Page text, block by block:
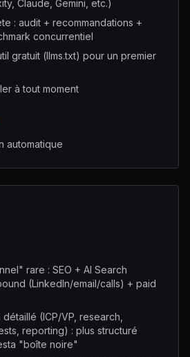
Claude, Gemini, etc.)
: audit + recommandations +
concurrentiel
gratuit (llms.txt) pour un premier
à tout moment
automatique
rare : SEO + AI Search
(LinkedIn/email/calls) + paid
(ICP/VP, research,
reporting) : plus structuré
"boîte noire"